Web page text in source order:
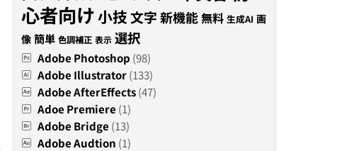
心者向け小技文字 新機能無料 生成AI 画
像 簡単 色調補正 表示 選択
Adobe Photoshop (98)
Adobe Illustrator(133)
Adobe AfterEffects(47)
Adoe Premiere (1)
Adobe Bridge (13)
Adobe Audtion (1)